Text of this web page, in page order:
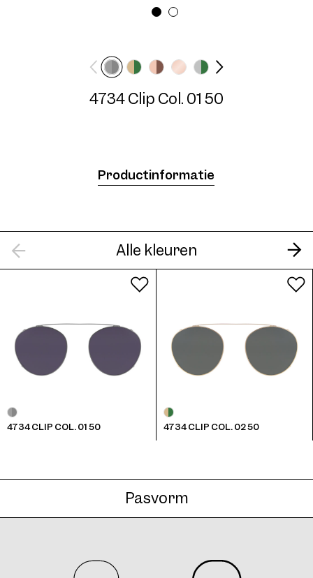
4734 Clip Col. 01 50
Productinformatie
Alle kleuren
4734 CLIP COL. 01 50 4734 CLIP COL. 02 50
Pasvorm
4734 Clip Col. 03 50
4734 Clip Col. 04 50
4734 Clip Col. 05 50